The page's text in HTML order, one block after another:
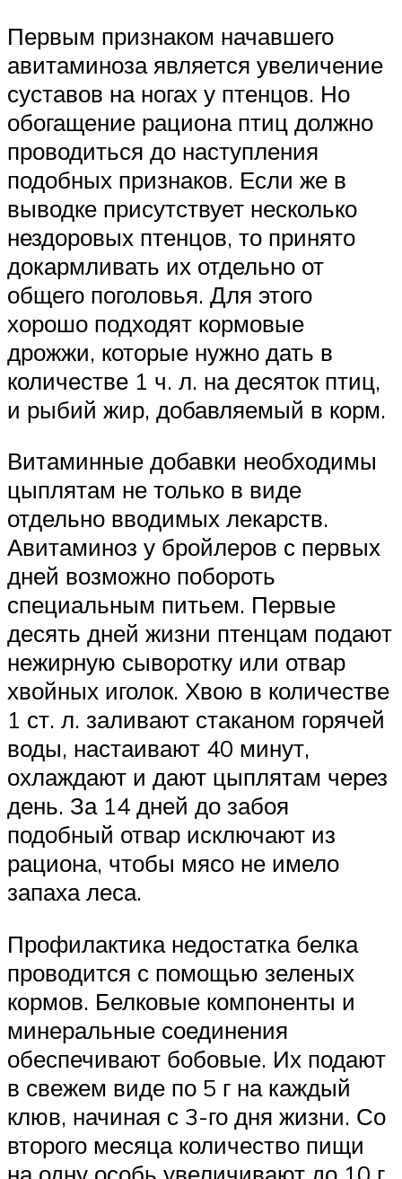
Первым признаком начавшего
авитаминоза является увеличение
суставов на ногах у птенцов. Но
обогащение рациона птиц должно
проводиться до наступления
подобных признаков. Если же в
выводке присутствует несколько
нездоровых птенцов, то принято
докармливать их отдельно от
общего поголовья. Для этого
хорошо подходят кормовые
дрожжи, которые нужно дать в
количестве 1 ч. л. на десяток птиц,
и рыбий жир, добавляемый в корм.
Витаминные добавки необходимы
цыплятам не только в виде
отдельно вводимых лекарств.
Авитаминоз у бройлеров с первых
дней возможно побороть
специальным питьем. Первые
десять дней жизни птенцам подают
нежирную сыворотку или отвар
хвойных иголок. Хвою в количестве
1 ст. л. заливают стаканом горячей
воды, настаивают 40 минут,
охлаждают и дают цыплятам через
день. За 14 дней до забоя
подобный отвар исключают из
рациона, чтобы мясо не имело
запаха леса.
Профилактика недостатка белка
проводится с помощью зеленых
кормов. Белковые компоненты и
минеральные соединения
обеспечивают бобовые. Их подают
в свежем виде по 5 г на каждый
клюв, начиная с 3-го дня жизни. Со
второго месяца количество пищи